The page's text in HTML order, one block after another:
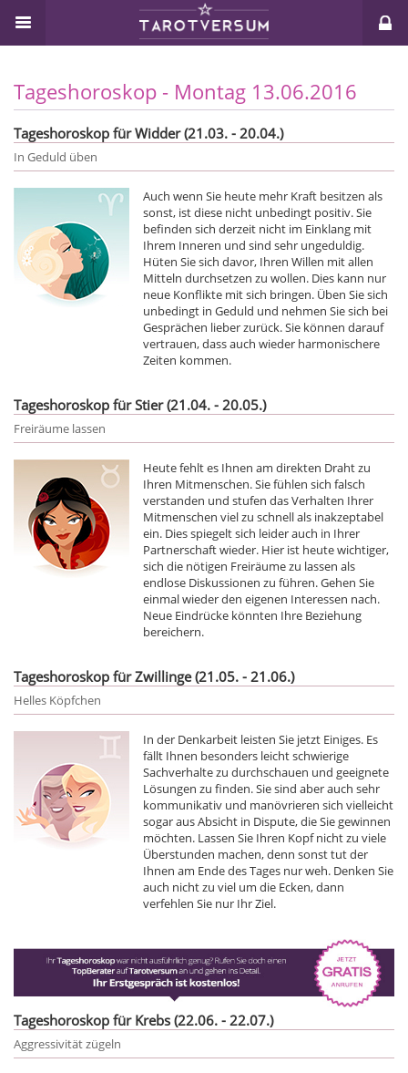
Tageshoroskop - Montag 13.06.2016
Tageshoroskop für Widder (21.03. - 20.04.)
In Geduld üben
Auch wenn Sie heute mehr Kraft besitzen als
sonst, ist diese nicht unbedingt positiv. Sie
befinden sich derzeit nicht im Einklang mit
Ihrem Inneren und sind sehr ungeduldig.
Hüten Sie sich davor, Ihren Willen mit allen
Mitteln durchsetzen zu wollen. Dies kann nur
neue Konflikte mit sich bringen. Üben Sie sich
unbedingt in Geduld und nehmen Sie sich bei
Gesprächen lieber zurück. Sie können darauf
vertrauen, dass auch wieder harmonischere
Zeiten kommen.
Tageshoroskop für Stier (21.04. - 20.05.)
Freiräume lassen
Heute fehlt es Ihnen am direkten Draht zu
Ihren Mitmenschen. Sie fühlen sich falsch
verstanden und stufen das Verhalten Ihrer
Mitmenschen viel zu schnell als inakzeptabel
ein. Dies spiegelt sich leider auch in Ihrer
Partnerschaft wieder. Hier ist heute wichtiger,
sich die nötigen Freiräume zu lassen als
endlose Diskussionen zu führen. Gehen Sie
einmal wieder den eigenen Interessen nach.
Neue Eindrücke könnten Ihre Beziehung
bereichern.
Tageshoroskop für Zwillinge (21.05. - 21.06.)
Helles Köpfchen
In der Denkarbeit leisten Sie jetzt Einiges. Es
fällt Ihnen besonders leicht schwierige
Sachverhalte zu durchschauen und geeignete
Lösungen zu finden. Sie sind aber auch sehr
kommunikativ und manövrieren sich vielleicht
sogar aus Absicht in Dispute, die Sie gewinnen
möchten. Lassen Sie Ihren Kopf nicht zu viele
Überstunden machen, denn sonst tut der
Ihnen am Ende des Tages nur weh. Denken Sie
auch nicht zu viel um die Ecken, dann
verfehlen Sie nur Ihr Ziel.
Tageshoroskop für Krebs (22.06. - 22.07.)
Aggressivität zügeln